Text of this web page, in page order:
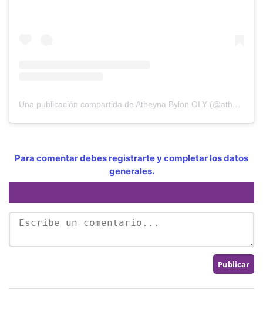
Una publicación compartida de Atheyna Bylon OLY (@atheynab)
Para comentar debes registrarte y completar los datos
generales.